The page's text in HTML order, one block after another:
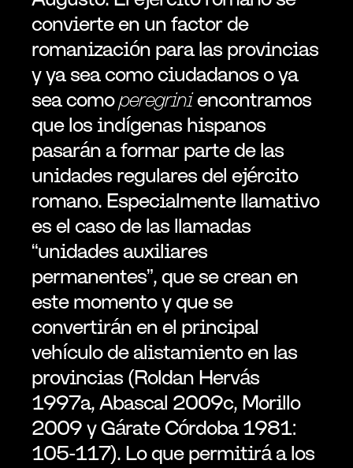
convierte en un factor de
romanización para las provincias
y ya sea como ciudadanos o ya
sea como peregrini encontramos
que los indígenas hispanos
pasarán a formar parte de las
unidades regulares del ejército
romano. Especialmente llamativo
es el caso de las llamadas
“unidades auxiliares
permanentes”, que se crean en
este momento y que se
convertirán en el principal
vehículo de alistamiento en las
provincias (Roldan Hervás
1997a, Abascal 2009c, Morillo
2009 y Gárate Córdoba 1981:
105-117). Lo que permitirá a los